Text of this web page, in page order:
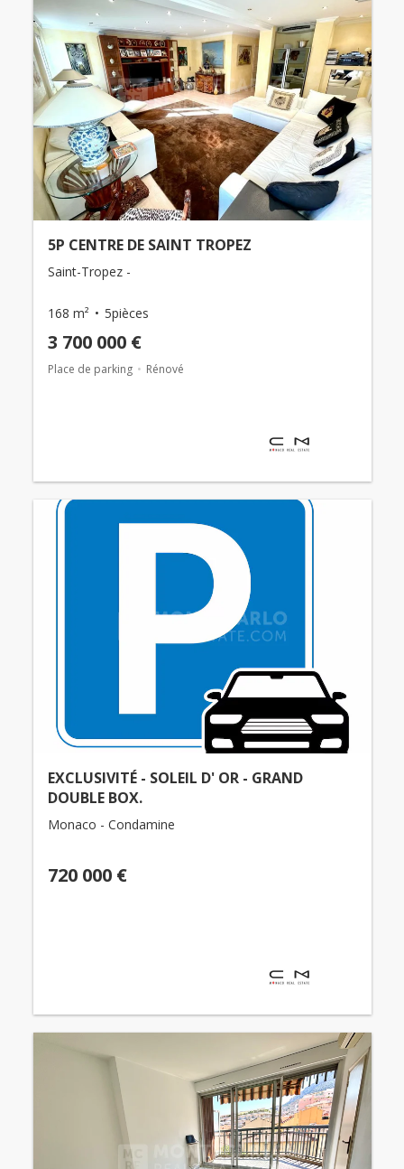
5P CENTRE DE SAINT TROPEZ
Saint-Tropez -
168 m² 5pièces
3 700 000 €
Place de parking Rénové
EXCLUSIVITÉ - SOLEIL D' OR - GRAND
DOUBLE BOX.
Monaco - Condamine
720 000 €